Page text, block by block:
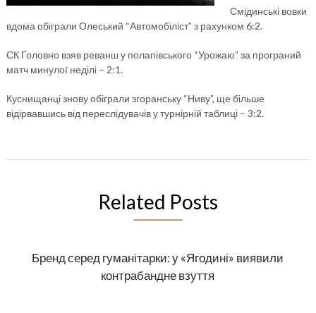
Смідинські вовки
вдома обіграли Олеський “Автомобіліст” з рахунком 6:2.
СК Головно взяв реванш у полапівського “Урожаю” за програний
матч минулої неділі – 2:1.
Куснищанці знову обіграли згоранську “Ниву”, ще більше
відірвавшись від переслідувачів у турнірній таблиці – 3:2.
Related Posts
Бренд серед гуманітарки: у «Ягодині» виявили
контрабандне взуття